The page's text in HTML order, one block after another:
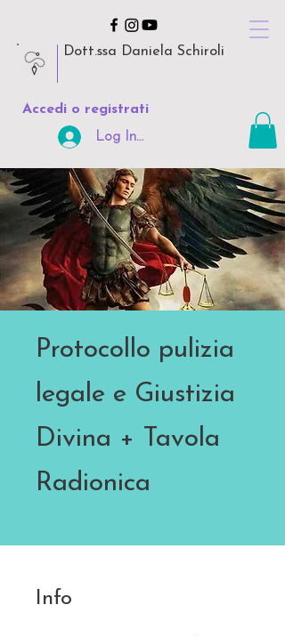
Dott.ssa Daniela Schiroli
Accedi o registrati
Log In Area Riservata
Protocollo pulizia
legale e Giustizia
Divina + Tavola
Radionica
Info